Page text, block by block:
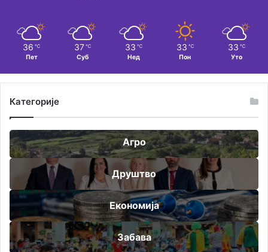
36 ℃
Пет
37 ℃
Суб
33 ℃
Нед
33 ℃
Пон
33 ℃
Уто
Категорије
Агро
Друштво
Економија
Забава